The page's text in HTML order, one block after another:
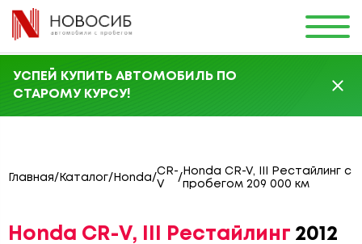
УСПЕЙ КУПИТЬ АВТОМОБИЛЬ ПО
СТАРОМУ КУРСУ!
Главная/ Каталог/ Honda/
CR-
V
/
Honda CR-V, III Рестайлинг с
пробегом 209 000 км
Honda CR-V, III Рестайлинг 2012